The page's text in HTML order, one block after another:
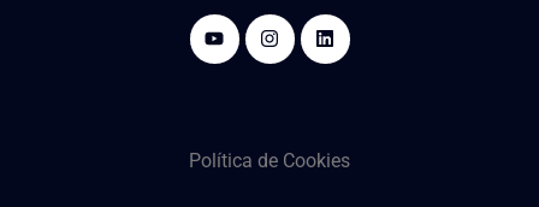
Política de Cookies